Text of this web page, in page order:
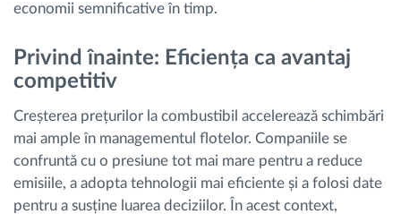
economii semnificative în timp.
Privind înainte: Eficiența ca avantaj
competitiv
Creșterea prețurilor la combustibil accelerează schimbări
mai ample în managementul flotelor. Companiile se
confruntă cu o presiune tot mai mare pentru a reduce
emisiile, a adopta tehnologii mai eficiente și a folosi date
pentru a susține luarea deciziilor. În acest context,